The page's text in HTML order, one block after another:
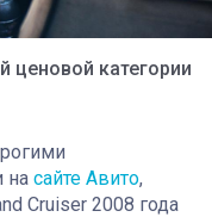
ценовой категории
на сайте Авито,
Cruiser 2008 года